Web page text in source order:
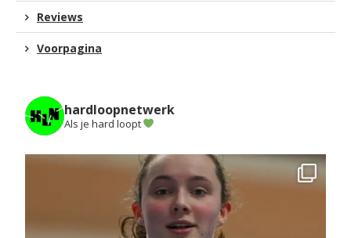
Reviews
Voorpagina
hardloopnetwerk
Als je hard loopt